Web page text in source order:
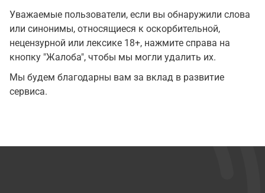
Уважаемые пользователи, если вы обнаружили слова
или синонимы, относящиеся к оскорбительной,
нецензурной или лексике 18+, нажмите справа на
кнопку "Жалоба", чтобы мы могли удалить их.
Мы будем благодарны вам за вклад в развитие
сервиса.